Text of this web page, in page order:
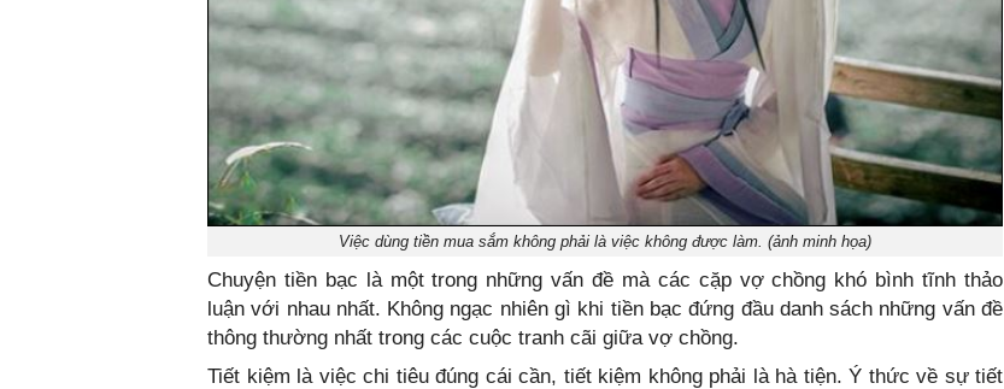
Việc dùng tiền mua sắm không phải là việc không được làm. (ảnh minh họa)
Chuyện tiền bạc là một trong những vấn đề mà các cặp vợ chồng khó bình tĩnh thảo
luận với nhau nhất. Không ngạc nhiên gì khi tiền bạc đứng đầu danh sách những vấn đề
thông thường nhất trong các cuộc tranh cãi giữa vợ chồng.
Tiết kiệm là việc chi tiêu đúng cái cần, tiết kiệm không phải là hà tiện. Ý thức về sự tiết